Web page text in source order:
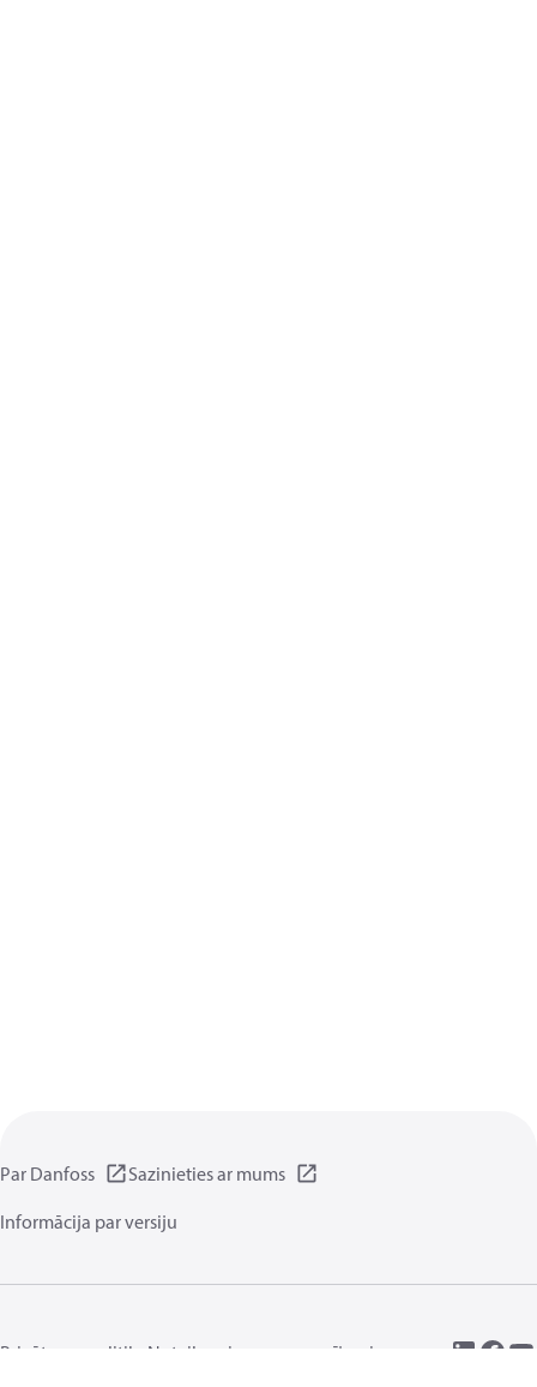
Par Danfoss
Sazinieties ar mums
Informācija par versiju
Privātuma politika Noteikumiem un nosacījumiem